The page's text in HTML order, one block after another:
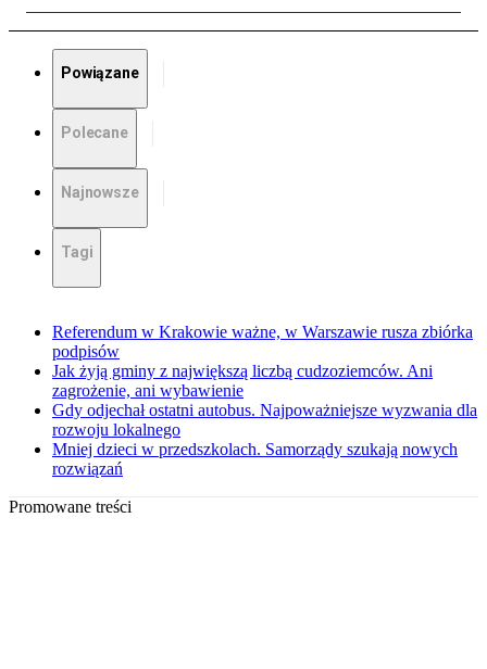
Powiązane
Polecane
Najnowsze
Tagi
Referendum w Krakowie ważne, w Warszawie rusza zbiórka
podpisów
Jak żyją gminy z największą liczbą cudzoziemców. Ani
zagrożenie, ani wybawienie
Gdy odjechał ostatni autobus. Najpoważniejsze wyzwania dla
rozwoju lokalnego
Mniej dzieci w przedszkolach. Samorządy szukają nowych
rozwiązań
Promowane treści